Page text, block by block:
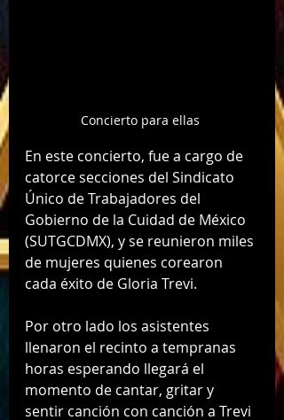
Concierto para ellas
En este concierto, fue a cargo de
catorce secciones del Sindicato
Único de Trabajadores del
Gobierno de la Cuidad de México
(SUTGCDMX), y se reunieron miles
de mujeres quienes corearon
cada éxito de Gloria Trevi.
Por otro lado los asistentes
llenaron el recinto a tempranas
horas esperando llegará el
momento de cantar, gritar y
sentir canción con canción a Trevi